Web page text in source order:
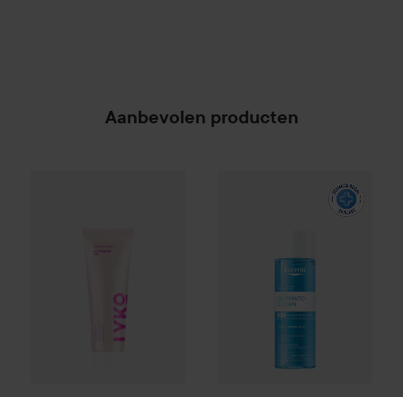
Aanbevolen producten
150 ml
Dermatoclean 3 In 1